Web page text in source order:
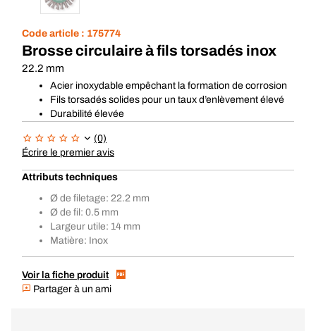
Code article : 175774
Brosse circulaire à fils torsadés inox
22.2 mm
Acier inoxydable empêchant la formation de corrosion
Fils torsadés solides pour un taux d’enlèvement élevé
Durabilité élevée
(0)
Écrire le premier avis
Attributs techniques
Ø de filetage: 22.2 mm
Ø de fil: 0.5 mm
Largeur utile: 14 mm
Matière: Inox
Voir la fiche produit
Partager à un ami